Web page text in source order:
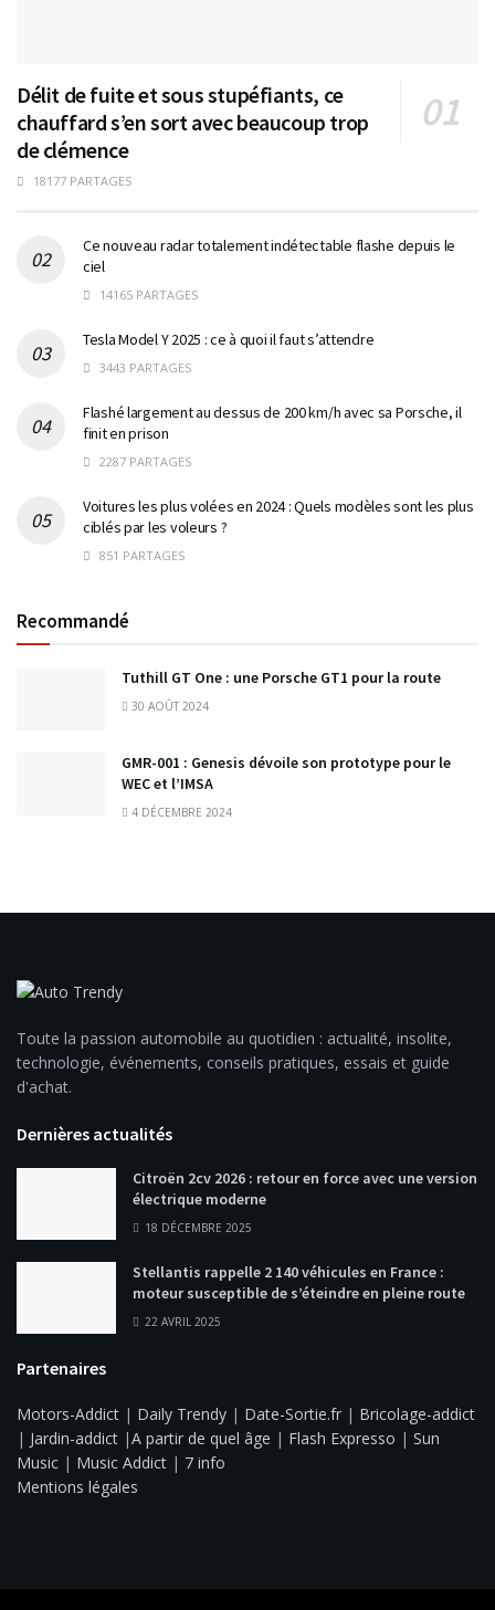
Délit de fuite et sous stupéfiants, ce
chauffard s’en sort avec beaucoup trop
de clémence
18177 PARTAGES
Ce nouveau radar totalement indétectable flashe depuis le
ciel
14165 PARTAGES
Tesla Model Y 2025 : ce à quoi il faut s’attendre
3443 PARTAGES
Flashé largement au dessus de 200 km/h avec sa Porsche, il
finit en prison
2287 PARTAGES
Voitures les plus volées en 2024 : Quels modèles sont les plus
ciblés par les voleurs ?
851 PARTAGES
Recommandé
Tuthill GT One : une Porsche GT1 pour la route
30 AOÛT 2024
GMR-001 : Genesis dévoile son prototype pour le
WEC et l’IMSA
4 DÉCEMBRE 2024
Toute la passion automobile au quotidien : actualité, insolite,
technologie, événements, conseils pratiques, essais et guide
d'achat.
Dernières actualités
Citroën 2cv 2026 : retour en force avec une version
électrique moderne
18 DÉCEMBRE 2025
Stellantis rappelle 2 140 véhicules en France :
moteur susceptible de s’éteindre en pleine route
22 AVRIL 2025
Partenaires
Motors-Addict | Daily Trendy | Date-Sortie.fr | Bricolage-addict
| Jardin-addict |A partir de quel âge | Flash Expresso | Sun
Music | Music Addict | 7 info
Mentions légales